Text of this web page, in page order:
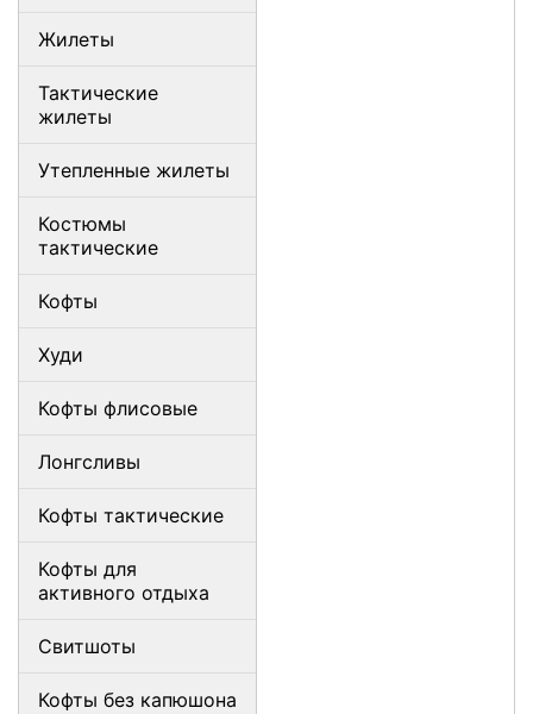
Жилеты
Тактические
жилеты
Утепленные жилеты
Костюмы
тактические
Кофты
Худи
Кофты флисовые
Лонгсливы
Кофты тактические
Кофты для
активного отдыха
Свитшоты
Кофты без капюшона